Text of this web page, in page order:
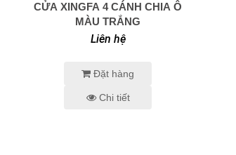
0938 414 005
CỬA XINGFA 4 CÁNH CHIA Ô
MÀU TRẮNG
Liên hệ
Đặt hàng
Chi tiết